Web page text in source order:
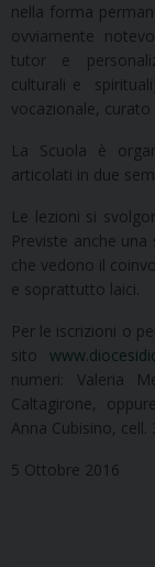
nella forma
ovviamente
tutor e
culturali e
vocazionale,
La Scuola è
articolati in due
Le lezioni si
Previste anche
che vedono il
e soprattutto laici.
Per le iscrizioni o
sito
numeri: Valeria
Caltagirone,
Anna Cubisino, cell.
5 Ottobre 2016